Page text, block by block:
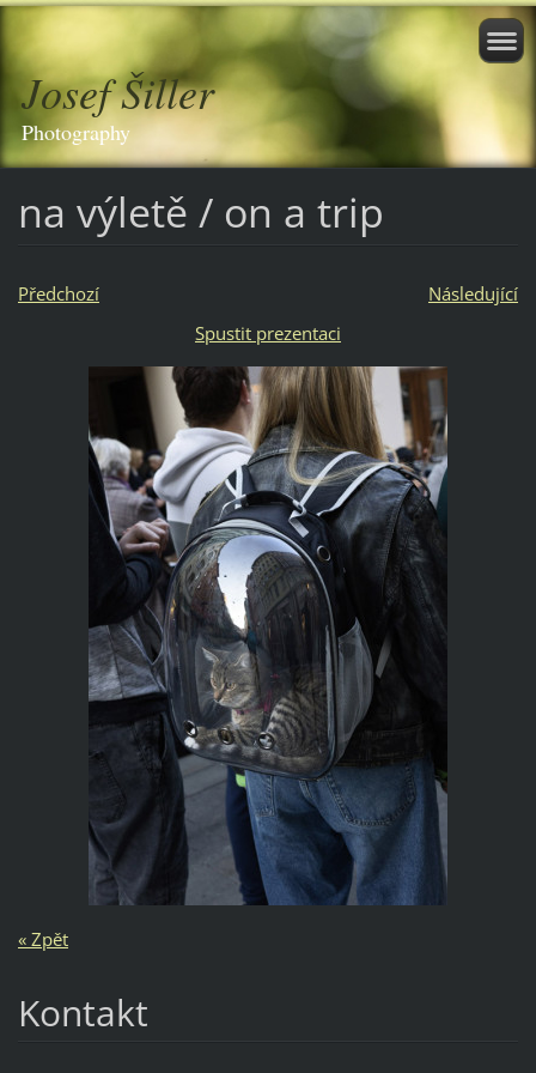
Josef Šiller
Photography
na výletě / on a trip
Předchozí
Následující
Spustit prezentaci
« Zpět
Kontakt